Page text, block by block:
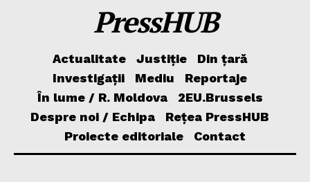
PressHUB
Actualitate Justiție
Din țară
Investigații
Mediu
Reportaje
În lume / R. Moldova
2EU.Brussels
Despre noi / Echipa
Rețea PressHUB
Proiecte editoriale
Contact